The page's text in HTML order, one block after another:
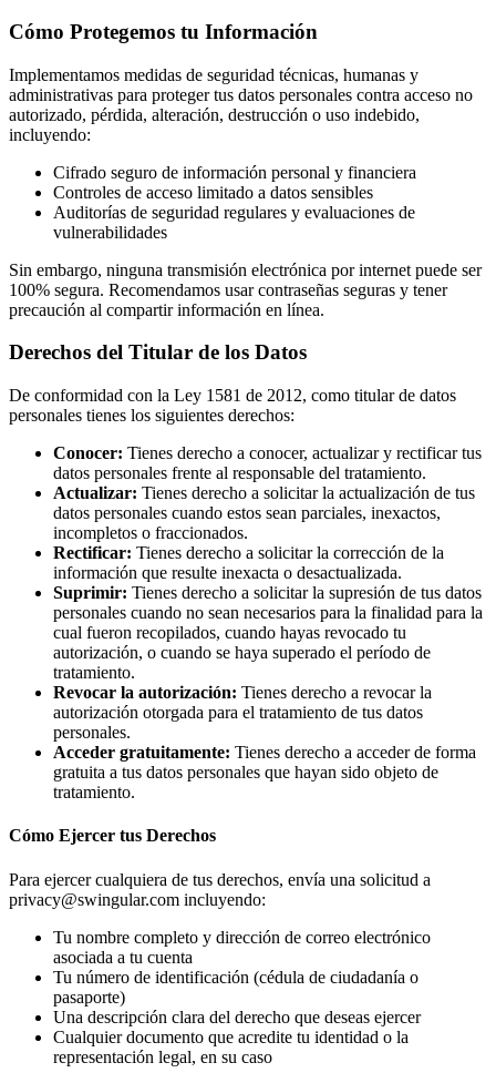
Cómo Protegemos tu Información
Implementamos medidas de seguridad técnicas, humanas y
administrativas para proteger tus datos personales contra acceso no
autorizado, pérdida, alteración, destrucción o uso indebido,
incluyendo:
Cifrado seguro de información personal y financiera
Controles de acceso limitado a datos sensibles
Auditorías de seguridad regulares y evaluaciones de
vulnerabilidades
Sin embargo, ninguna transmisión electrónica por internet puede ser
100% segura. Recomendamos usar contraseñas seguras y tener
precaución al compartir información en línea.
Derechos del Titular de los Datos
De conformidad con la Ley 1581 de 2012, como titular de datos
personales tienes los siguientes derechos:
Conocer: Tienes derecho a conocer, actualizar y rectificar tus
datos personales frente al responsable del tratamiento.
Actualizar: Tienes derecho a solicitar la actualización de tus
datos personales cuando estos sean parciales, inexactos,
incompletos o fraccionados.
Rectificar: Tienes derecho a solicitar la corrección de la
información que resulte inexacta o desactualizada.
Suprimir: Tienes derecho a solicitar la supresión de tus datos
personales cuando no sean necesarios para la finalidad para la
cual fueron recopilados, cuando hayas revocado tu
autorización, o cuando se haya superado el período de
tratamiento.
Revocar la autorización: Tienes derecho a revocar la
autorización otorgada para el tratamiento de tus datos
personales.
Acceder gratuitamente: Tienes derecho a acceder de forma
gratuita a tus datos personales que hayan sido objeto de
tratamiento.
Cómo Ejercer tus Derechos
Para ejercer cualquiera de tus derechos, envía una solicitud a
privacy@swingular.com incluyendo:
Tu nombre completo y dirección de correo electrónico
asociada a tu cuenta
Tu número de identificación (cédula de ciudadanía o
pasaporte)
Una descripción clara del derecho que deseas ejercer
Cualquier documento que acredite tu identidad o la
representación legal, en su caso